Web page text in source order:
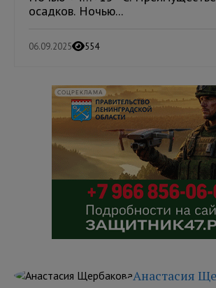
осадков. Ночью...
06.09.2025 554
СОЦРЕКЛАМА
Анастасия